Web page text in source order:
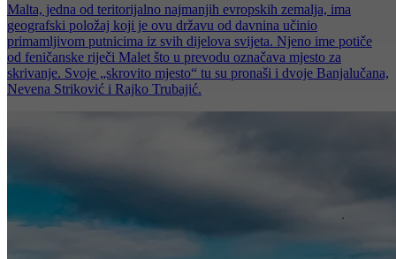
Malta, jedna od teritorijalno najmanjih evropskih zemalja, ima
geografski položaj koji je ovu državu od davnina učinio
primamljivom putnicima iz svih dijelova svijeta. Njeno ime potiče
od feničanske riječi Malet što u prevodu označava mjesto za
skrivanje. Svoje „skrovito mjesto“ tu su pronaši i dvoje Banjalučana,
Nevena Striković i Rajko Trubajić.